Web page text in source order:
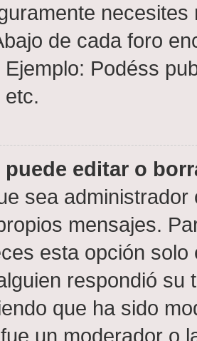
de cada foro
Ejemplo: Podéss
puede editar o
sea
mensajes.
esta opción
respondió su
que ha sido
un moderador o